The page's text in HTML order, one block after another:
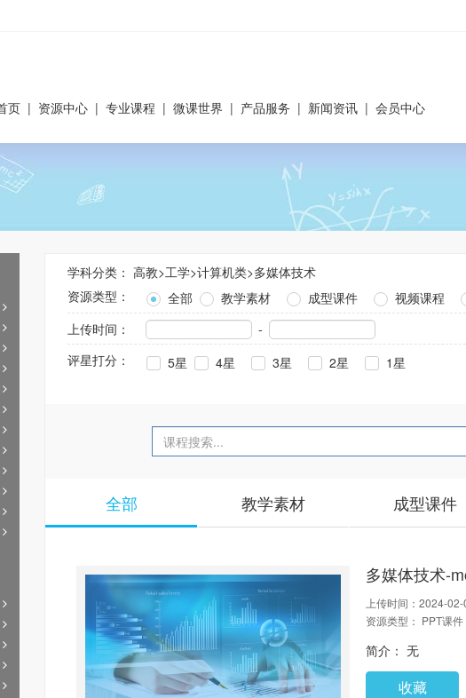
页 | 资源中心 | 专业课程 | 微课世界 | 产品服务 | 新闻资讯 | 会员中心
学科分类： 高教>工学>计算机类>多媒体技术
资源类型：
全部 教学素材 成型课件 视频课程
上传时间：
-
评星打分：
5星 4星 3星 2星 1星
全部 教学素材 成型课件
多媒体技术-
上传时间：2024-
资源类型： PPT课件
简介： 无
收藏